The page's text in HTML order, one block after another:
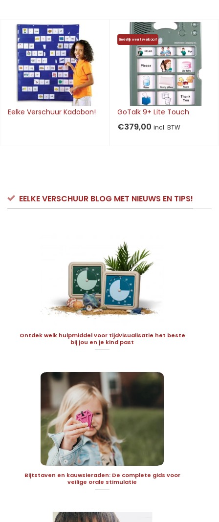
Eelke Verschuur Kadobon!
Eindelijk weer leverbaar!
GoTalk 9+ Lite Touch
€379,00 incl. BTW
EELKE VERSCHUUR BLOG MET NIEUWS EN TIPS!
Ontdek welk hulpmiddel voor tijdvisualisatie het beste
bij jou en je kind past
Bijtstaven en kauwsieraden: De complete gids voor
veilige orale stimulatie